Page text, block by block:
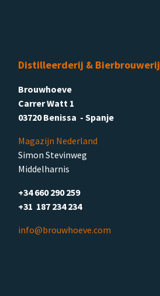
Distilleerderij & Bierbrouwerij
Brouwhoeve
Carrer Watt 1
03720 Benissa - Spanje
Magazijn Nederland
Simon Stevinweg
Middelharnis
+34 660 290 259
+31 187 234 234
info@brouwhoeve.com